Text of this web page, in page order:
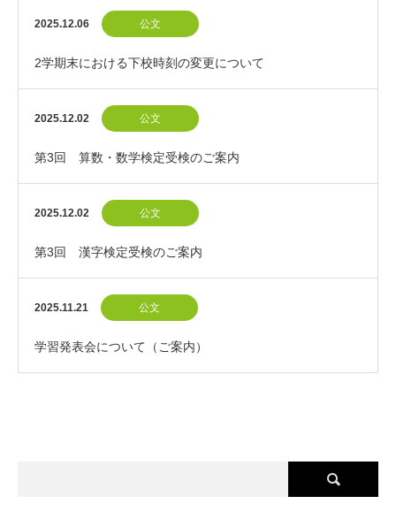
2025.12.06 公文
2学期末における下校時刻の変更について
2025.12.02 公文
第3回 算数・数学検定受検のご案内
2025.12.02 公文
第3回 漢字検定受検のご案内
2025.11.21 公文
学習発表会について（ご案内）